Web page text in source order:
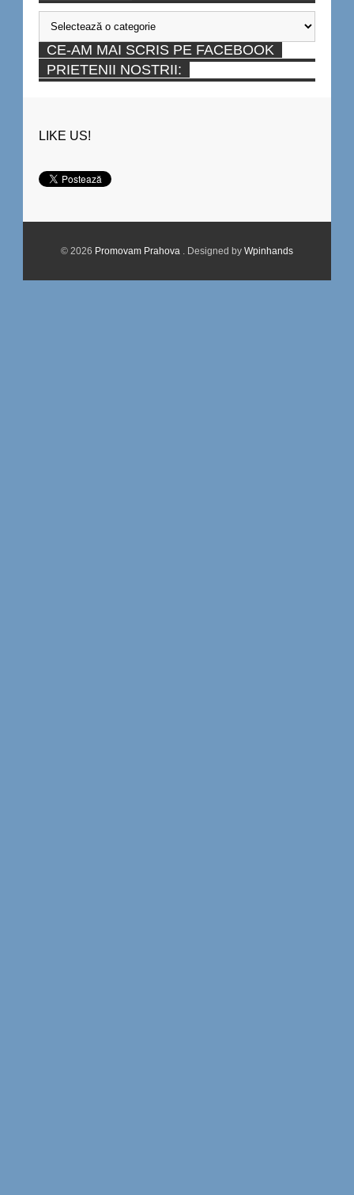
Categorii
CE-AM MAI SCRIS PE FACEBOOK
PRIETENII NOSTRII:
LIKE US!
© 2026 Promovam Prahova . Designed by Wpinhands